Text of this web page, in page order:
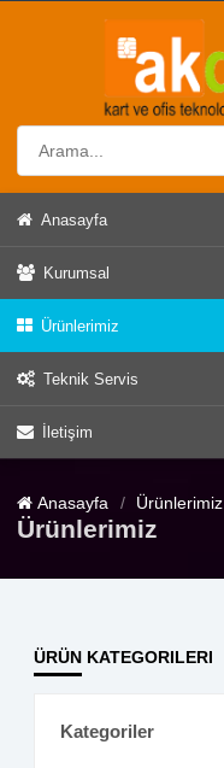
Anasayfa
Kurumsal
Ürünlerimiz
Teknik Servis
İletişim
Anasayfa Ürünlerimiz
Ürünlerimiz
ÜRÜN KATEGORILERI
Kategoriler